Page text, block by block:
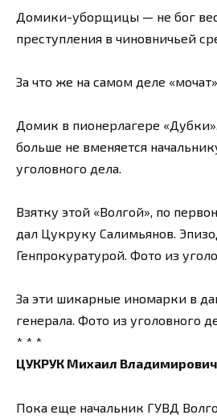
Домики-уборщицы — не бог
преступления в чиновничьей
За что же на самом деле
Домик в пионерлагере
больше не вменяется
уголовного дела.
Взятку этой «Волгой», по
дал Цукруку Салимьянов.
Генпрокуратурой. Фото из
За эти шикарные иномарки в
генерала. Фото из уголовного
* * *
ЦУКРУК Михаил
Пока еще начальник ГУВД